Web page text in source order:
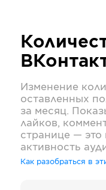
Изменение
оставленных
за месяц.
лайков,
странице — это
активность
Как разобраться в